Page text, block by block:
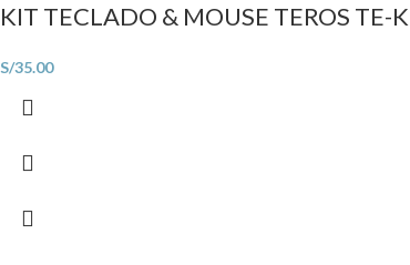
KIT TECLADO & MOUSE TEROS
S/35.00